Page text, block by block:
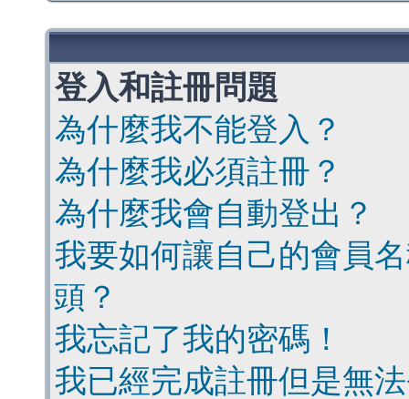
登入和註冊問題
為什麼我不能登入？
為什麼我必須註冊？
為什麼我會自動登出？
我要如何讓自己的會員
頭？
我忘記了我的密碼！
我已經完成註冊但是無